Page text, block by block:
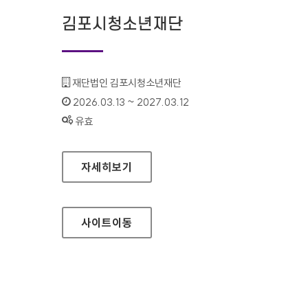
김포시청소년재단
기관명 :
재단법인 김포시청소년재단
인증기간 :
2026.03.13 ~ 2027.03.12
상태 :
유효
김포시청소년재단
자세히보기
사이트이동